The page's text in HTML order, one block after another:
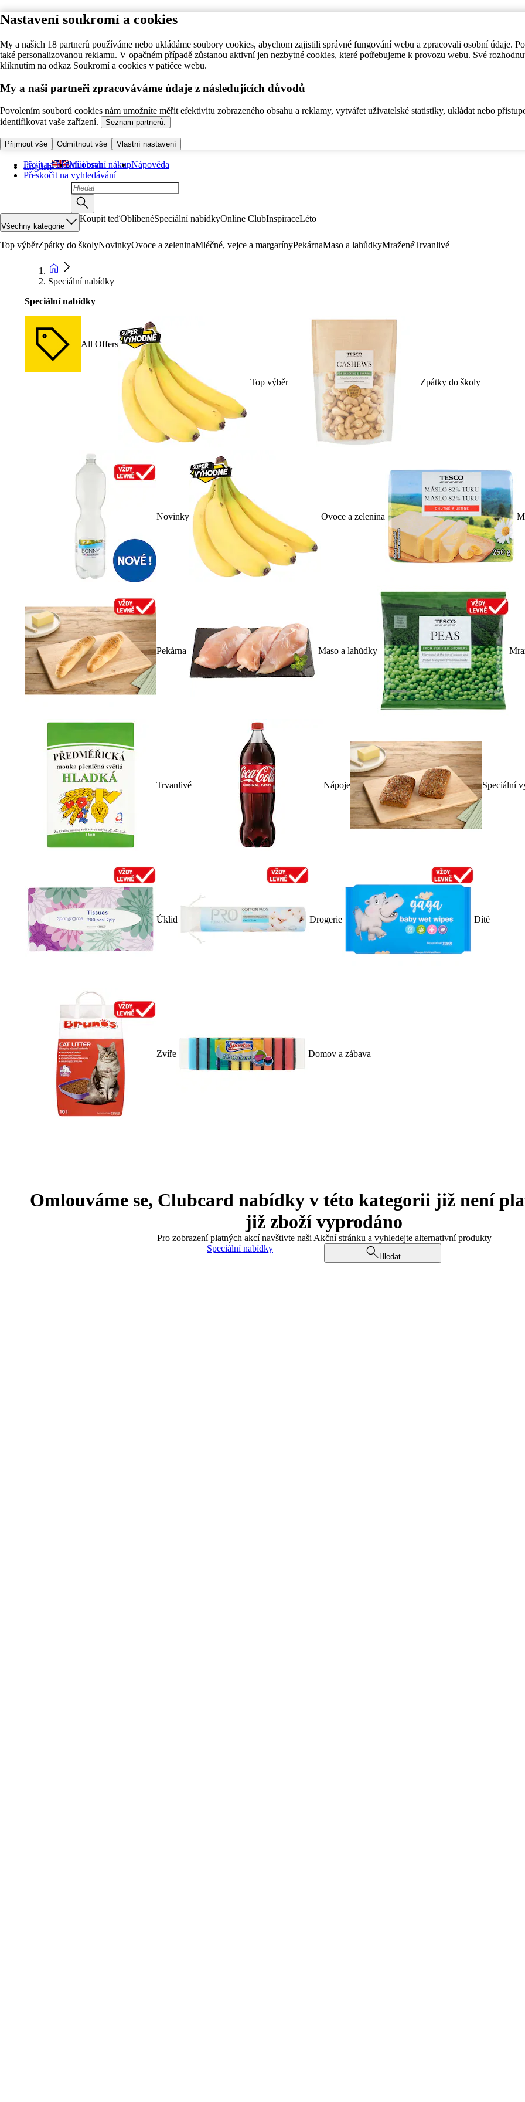
Nastavení soukromí a cookies
My a našich 18 partnerů používáme nebo ukládáme soubory cookies, abychom zajistili správné fungování webu a zpracovali osobní údaje.
také personalizovanou reklamu. V opačném případě zůstanou aktivní jen nezbytné cookies, které potřebujeme k provozu webu. Své
kliknutím na odkaz Soukromí a cookies v patičce webu.
My a naši partneři zpracováváme údaje z následujících důvodů
Povolením souborů cookies nám umožníte měřit efektivitu zobrazeného obsahu a reklamy, vytvářet uživatelské statistiky, ukládat nebo
identifikovat vaše zařízení.
Seznam partnerů.
Přijmout vše Odmítnout vše Vlastní nastavení
Přejít na hlavní obsah
Přeskočit na vyhledávání
English Můj první nákupNápověda
Všechny kategorie
Koupit teďOblíbenéSpeciální nabídkyOnline ClubInspiraceLéto
Top výběrZpátky do školyNovinkyOvoce a zeleninaMléčné, vejce a margarínyPekárnaMaso a lahůdkyMraženéTrvanlivé
Speciální nabídky
Speciální nabídky
All Offers
Top výběr Zpátky do školy
Novinky Ovoce a zelenina
Pekárna Maso a lahůdky
Trvanlivé Nápoje Speciální
Úklid Drogerie Dítě
Zvíře Domov a zábava
Omlouváme se, Clubcard nabídky v této kategorii již není
již zboží vyprodáno
Pro zobrazení platných akcí navštivte naši Akční stránku a vyhledejte alternativní produkty
Speciální nabídky
Hledat